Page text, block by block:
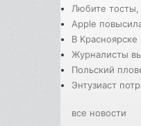
Любите тосты,
Apple
В
Журналисты
Польский
Энтузиаст
все новости